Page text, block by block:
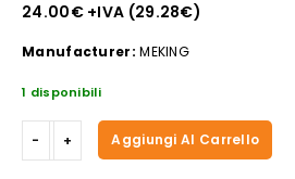
24.00€+IVA (29.28€)
Manufacturer: MEKING
1 disponibili
in
Aggiungi Al Carrello